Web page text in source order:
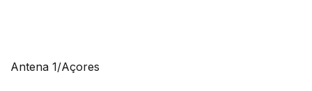
Antena 1/Açores